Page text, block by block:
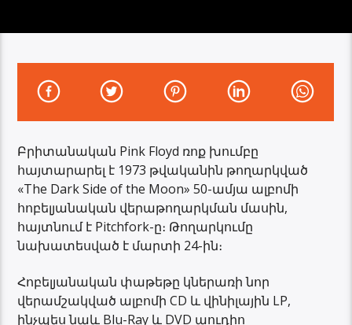
Բրիտանական Pink Floyd ռոք խումբը
հայտարարել է 1973 թվականին թողարկված
«The Dark Side of the Moon» 50-ամյա ալբոմի
հոբելյանական վերաթողարկման մասին,
հայտնում է Pitchfork-ը։ Թողարկումը
նախատեսված է մարտի 24-ին։
Հոբելյանական փաթեթը կներառի նոր
վերամշակված ալբոմի CD և վինիլային LP,
ինչպես նաև Blu-Ray և DVD աուդիո